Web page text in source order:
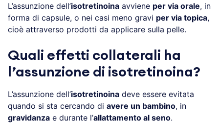
L’assunzione dell’isotretinoina avviene per via orale, in
forma di capsule, o nei casi meno gravi per via topica,
cioè attraverso prodotti da applicare sulla pelle.
Quali effetti collaterali ha
l’assunzione di isotretinoina?
L’assunzione dell’isotretinoina deve essere evitata
quando si sta cercando di avere un bambino, in
gravidanza e durante l’allattamento al seno.